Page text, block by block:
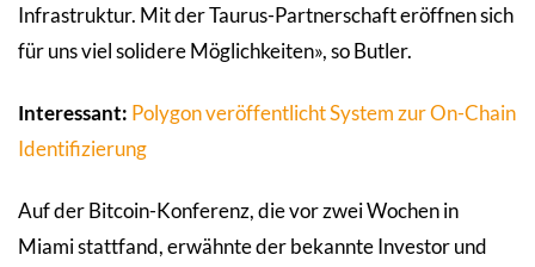
Infrastruktur. Mit der Taurus-Partnerschaft eröffnen sich
für uns viel solidere Möglichkeiten», so Butler.
Interessant: Polygon veröffentlicht System zur On-Chain
Identifizierung
Auf der Bitcoin-Konferenz, die vor zwei Wochen in
Miami stattfand, erwähnte der bekannte Investor und